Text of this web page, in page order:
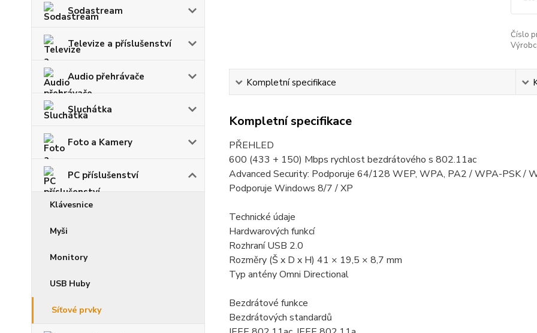
Sodastream
Televize a příslušenství
Audio přehrávače
Sluchátka
Foto a Kamery
PC příslušenství
Klávesnice
Myši
Monitory
USB Huby
Síťové prvky
Číslo
Kompletní specifikace
Kompletní specifikace
PŘEHLED
600 (433 + 150) Mbps rychlost bezdrátového s 802.11ac
Advanced Security: Podporuje 64/128 WEP, WPA, PA2 / WPA-PSK /
Podporuje Windows 8/7 / XP
Technické údaje
Hardwarových funkcí
Rozhraní USB 2.0
Rozměry (Š x D x H) 41 × 19,5 × 8,7 mm
Typ antény Omni Directional
Bezdrátové funkce
Bezdrátových standardů